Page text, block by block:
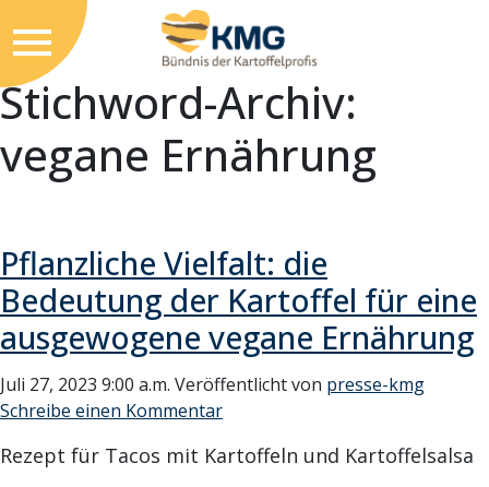
Stichword-Archiv:
vegane Ernährung
Pflanzliche Vielfalt: die
Bedeutung der Kartoffel für eine
ausgewogene vegane Ernährung
Juli 27, 2023 9:00 a.m. Veröffentlicht von presse-kmg
Schreibe einen Kommentar
Rezept für Tacos mit Kartoffeln und Kartoffelsalsa